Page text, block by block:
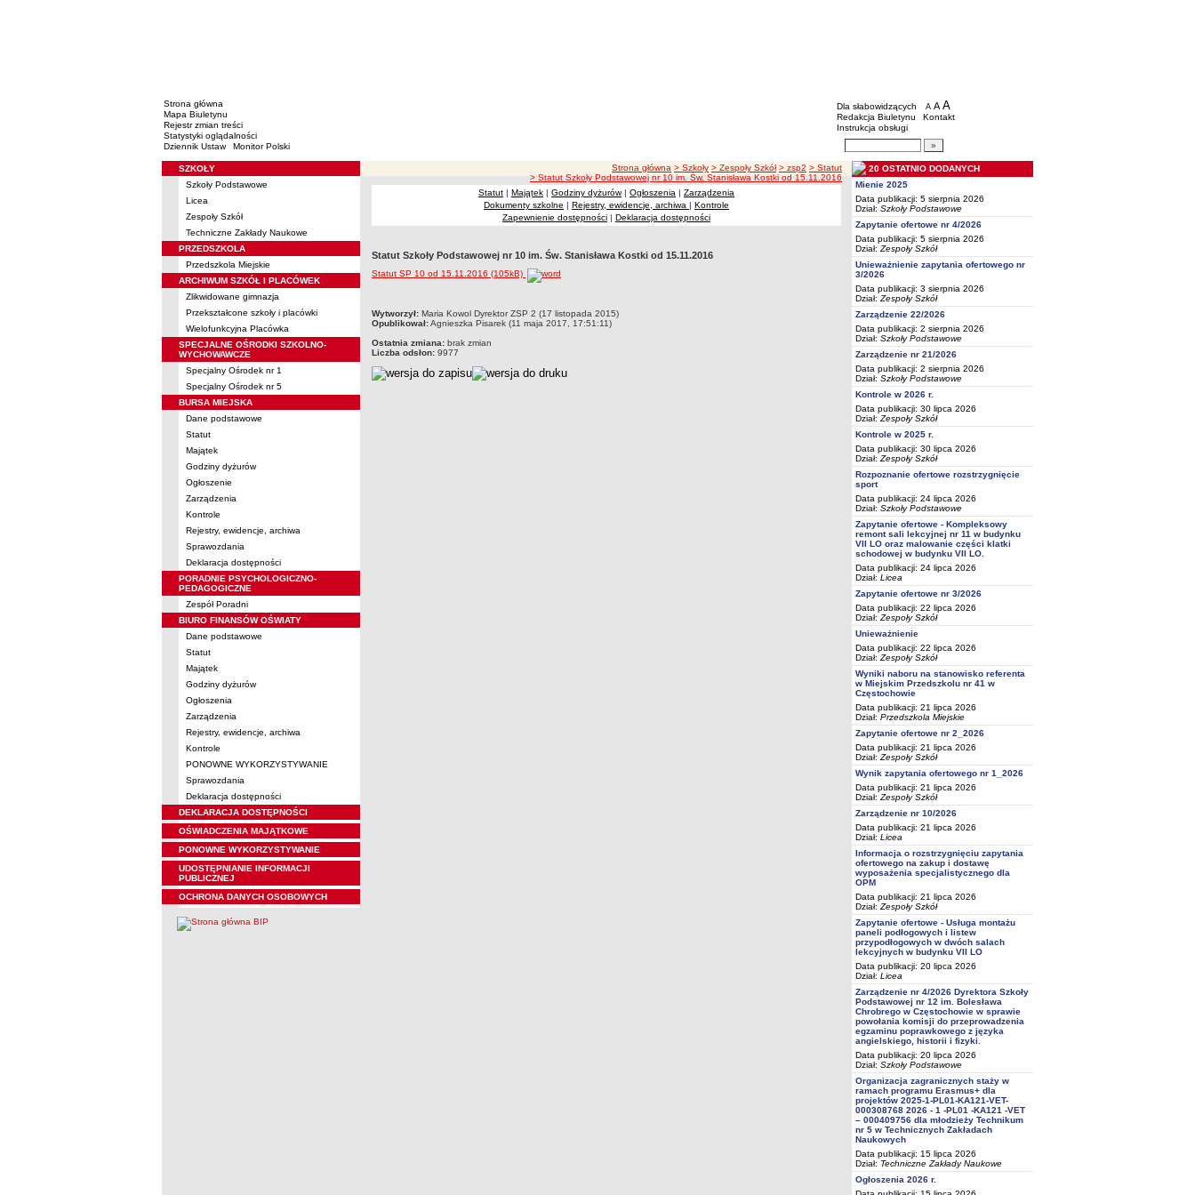
Strona główna
Mapa Biuletynu
Rejestr zmian treści
Statystyki oglądalności
Dziennik Ustaw
Monitor Polski
BIP - Oświata Częstochowa
Menu dodatkowe
Dla słabowidzących A pomniejsz czcionkę
A standardowy rozmiar czcionki
A
Redakcja Biuletynu
Kontakt
Instrukcja obsługi
Wyszukiwarka artykułów
Menu
SZKOŁY
Szkoły Podstawowe
Licea
Zespoły Szkół
Techniczne Zakłady Naukowe
PRZEDSZKOLA
Przedszkola Miejskie
ARCHIWUM SZKÓŁ I PLACÓWEK
Zlikwidowane gimnazja
Przekształcone szkoły i placówki
Wielofunkcyjna Placówka
SPECJALNE OŚRODKI SZKOLNO-
WYCHOWAWCZE
Specjalny Ośrodek nr 1
Specjalny Ośrodek nr 5
BURSA MIEJSKA
Dane podstawowe
Statut
Majątek
Godziny dyżurów
Ogłoszenie
Zarządzenia
Kontrole
Rejestry, ewidencje, archiwa
Sprawozdania
Deklaracja dostępności
PORADNIE PSYCHOLOGICZNO-
PEDAGOGICZNE
Zespół Poradni
BIURO FINANSÓW OŚWIATY
Dane podstawowe
Statut
Majątek
Godziny dyżurów
Ogłoszenia
Zarządzenia
Rejestry, ewidencje, archiwa
Kontrole
PONOWNE WYKORZYSTYWANIE
Sprawozdania
Deklaracja dostępności
DEKLARACJA DOSTĘPNOŚCI
OŚWIADCZENIA MAJĄTKOWE
PONOWNE WYKORZYSTYWANIE
UDOSTĘPNIANIE INFORMACJI
PUBLICZNEJ
OCHRONA DANYCH OSOBOWYCH
ścieżka nawigacji
Strona główna > Szkoły > Zespoły Szkół > zsp2 > Statut
> Statut Szkoły Podstawowej nr 10 im. Św. Stanisława Kostki od 15.11.2016
Statut | Majątek | Godziny dyżurów| Ogłoszenia | Zarządzenia
Dokumenty szkolne | Rejestry, ewidencje, archiwa | Kontrole
Zapewnienie dostępności | Deklaracja dostępności
Statut Szkoły Podstawowej nr 10 im. Św. Stanisława Kostki od 15.11.2016
Statut SP 10 od 15.11.2016 (105kB)
metryczka
Wytworzył: Maria Kowol Dyrektor ZSP 2 (17 listopada 2015)
Opublikował:Agnieszka Pisarek (11 maja 2017, 17:51:11)
Ostatnia zmiana: brak zmian
Liczba odsłon: 9977
20 OSTATNIO DODANYCH
Mienie 2025
Data publikacji: 5 sierpnia 2026
Dział: Szkoły Podstawowe
Zapytanie ofertowe nr 4/2026
Data publikacji: 5 sierpnia 2026
Dział: Zespoły Szkół
Unieważnienie zapytania ofertowego nr
3/2026
Data publikacji: 3 sierpnia 2026
Dział: Zespoły Szkół
Zarządzenie 22/2026
Data publikacji: 2 sierpnia 2026
Dział: Szkoły Podstawowe
Zarządzenie nr 21/2026
Data publikacji: 2 sierpnia 2026
Dział: Szkoły Podstawowe
Kontrole w 2026 r.
Data publikacji: 30 lipca 2026
Dział: Zespoły Szkół
Kontrole w 2025 r.
Data publikacji: 30 lipca 2026
Dział: Zespoły Szkół
Rozpoznanie ofertowe rozstrzygnięcie
sport
Data publikacji: 24 lipca 2026
Dział: Szkoły Podstawowe
Zapytanie ofertowe - Kompleksowy
remont sali lekcyjnej nr 11 w budynku
VII LO oraz malowanie części klatki
schodowej w budynku VII LO.
Data publikacji: 24 lipca 2026
Dział: Licea
Zapytanie ofertowe nr 3/2026
Data publikacji: 22 lipca 2026
Dział: Zespoły Szkół
Unieważnienie
Data publikacji: 22 lipca 2026
Dział: Zespoły Szkół
Wyniki naboru na stanowisko referenta
w Miejskim Przedszkolu nr 41 w
Częstochowie
Data publikacji: 21 lipca 2026
Dział: Przedszkola Miejskie
Zapytanie ofertowe nr 2_2026
Data publikacji: 21 lipca 2026
Dział: Zespoły Szkół
Wynik zapytania ofertowego nr 1_2026
Data publikacji: 21 lipca 2026
Dział: Zespoły Szkół
Zarządzenie nr 10/2026
Data publikacji: 21 lipca 2026
Dział: Licea
Informacja o rozstrzygnięciu zapytania
ofertowego na zakup i dostawę
wyposażenia specjalistycznego dla
OPM
Data publikacji: 21 lipca 2026
Dział: Zespoły Szkół
Zapytanie ofertowe - Usługa montażu
paneli podłogowych i listew
przypodłogowych w dwóch salach
lekcyjnych w budynku VII LO
Data publikacji: 20 lipca 2026
Dział: Licea
Zarządzenie nr 4/2026 Dyrektora Szkoły
Podstawowej nr 12 im. Bolesława
Chrobrego w Częstochowie w sprawie
powołania komisji do przeprowadzenia
egzaminu poprawkowego z języka
angielskiego, historii i fizyki.
Data publikacji: 20 lipca 2026
Dział: Szkoły Podstawowe
Organizacja zagranicznych staży w
ramach programu Erasmus+ dla
projektów 2025-1-PL01-KA121-VET-
000308768 2026 - 1 -PL01 -KA121 -VET
– 000409756 dla młodzieży Technikum
nr 5 w Technicznych Zakładach
Naukowych
Data publikacji: 15 lipca 2026
Dział: Techniczne Zakłady Naukowe
Ogłoszenia 2026 r.